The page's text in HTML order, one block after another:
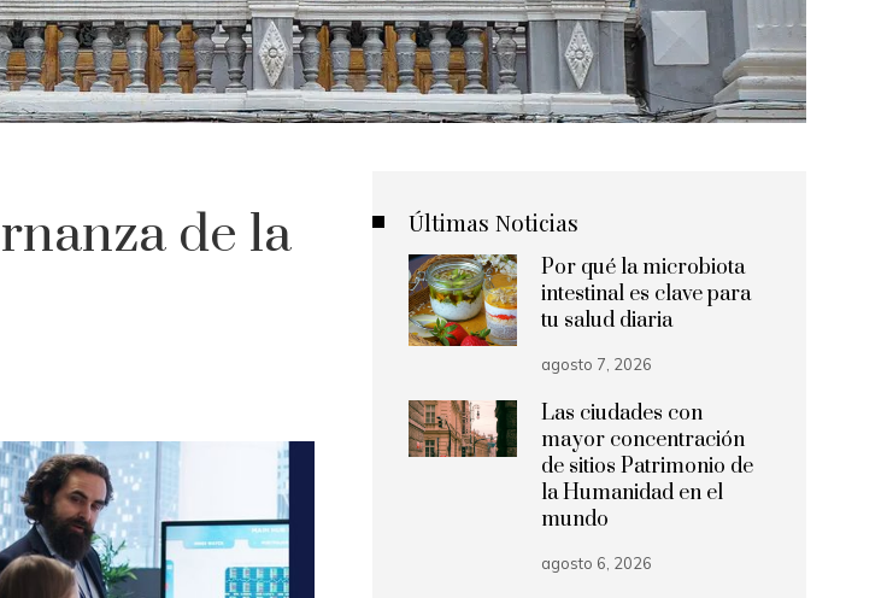
de la
Últimas Noticias
Por qué la microbiota
intestinal es clave para
tu salud diaria
agosto 7, 2026
Las ciudades con
mayor concentración
de sitios Patrimonio de
la Humanidad en el
mundo
agosto 6, 2026